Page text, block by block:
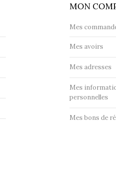
MON
Mes
Mes avoirs
Mes adresses
Mes
personnelles
Mes bons de